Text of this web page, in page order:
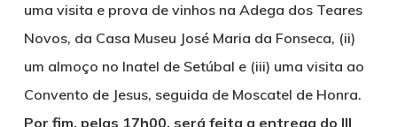
uma visita e prova de vinhos na Adega dos Teares
Novos, da Casa Museu José Maria da Fonseca, (ii)
um almoço no Inatel de Setúbal e (iii) uma visita ao
Convento de Jesus, seguida de Moscatel de Honra.
Por fim, pelas 17h00, será feita a entrega do III